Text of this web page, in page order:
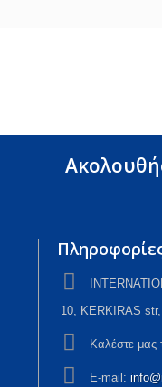
10, KERKIRAS
Καλέστε μας
E-mail: